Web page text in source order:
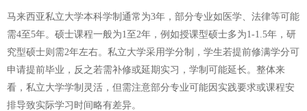
马来西亚私立大学本科学制通常为3年，部分专业如医学、法律等可能
需4至5年。硕士课程一般为1至2年，例如授课型硕士多为1-1.5年，研
究型硕士则需2年左右。私立大学采用学分制，学生若提前修满学分可
申请提前毕业，反之若需补修或延期实习，学制可能延长。整体来
看，私立大学学制灵活，但需注意部分专业可能因实践要求或课程安
排导致实际学习时间略有差异。